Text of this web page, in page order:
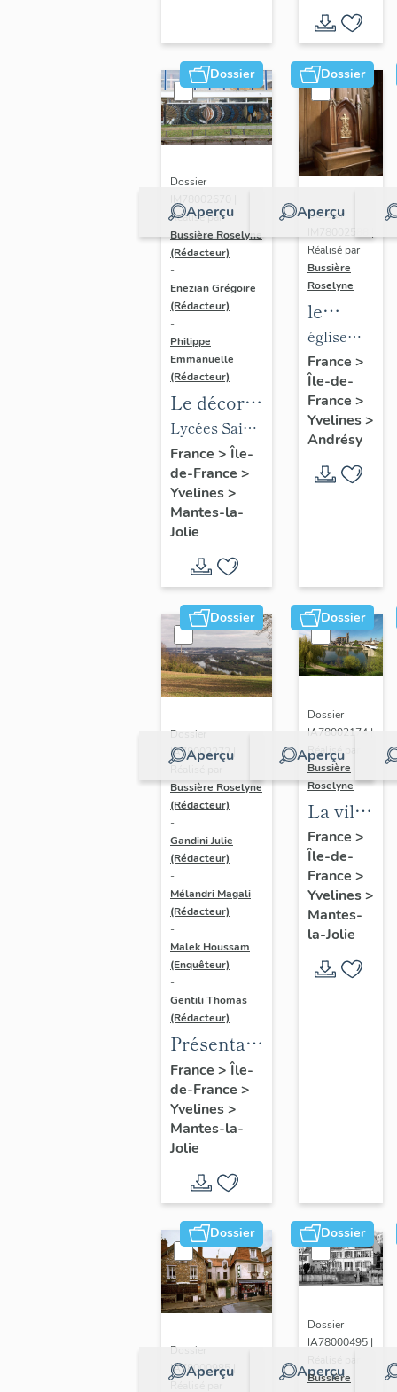
Dossier
Aperçu
Dossier
IM78002670 |
Réalisé par
Bussière Roselyne
(Rédacteur)
-
Enezian Grégoire
(Rédacteur)
-
Philippe
Emmanuelle
(Rédacteur)
Le décor
des lycées
de Mantes
Lycées Saint-
Exupéry et
Jean Rostand
France > Île-
de-France >
Yvelines>
Mantes-la-
Jolie
Dossier
Aperçu
Dossier
Réalisé par
Bussière
Roselyne
le
mobilier
de
l'église
Saint-
Germain-
de-
Paris
église
paroissiale
Saint-
Germain
France >
Île-de-
France >
Yvelines>
Andrésy
Dossier
Aperçu
Dossier
IA78002272 |
Bussière Roselyne
(Rédacteur)
-
Gandini Julie
(Rédacteur)
-
Mélandri Magali
(Rédacteur)
-
Malek Houssam
(Enquêteur)
-
Gentili Thomas
(Rédacteur)
Présentation
de l'étude
France > Île-
de-France >
Yvelines>
Mantes-la-
Jolie
Dossier
Aperçu
Dossier
IA78002174 |
Réalisé par
Bussière
Roselyne
La ville
de
Mantes-
la-Jolie
France >
Île-de-
France >
Yvelines>
Mantes-
la-Jolie
Dossier
Aperçu
Dossier
IA78000985 |
Dossier
Aperçu
Dossier
IA78000495 |
Bussière